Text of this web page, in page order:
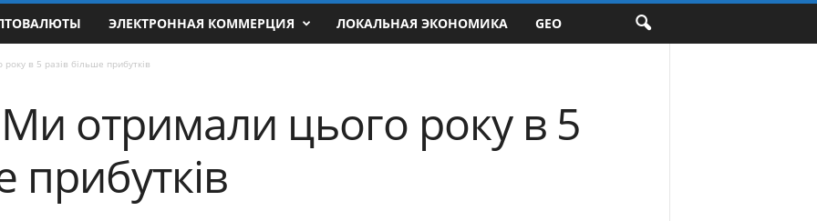
ЭЛЕКТРОННАЯ КОММЕРЦИЯ ЛОКАЛЬНАЯ ЭКОНОМИКА GEO
в 5 разів більше прибутків
отримали цього року в 5
прибутків